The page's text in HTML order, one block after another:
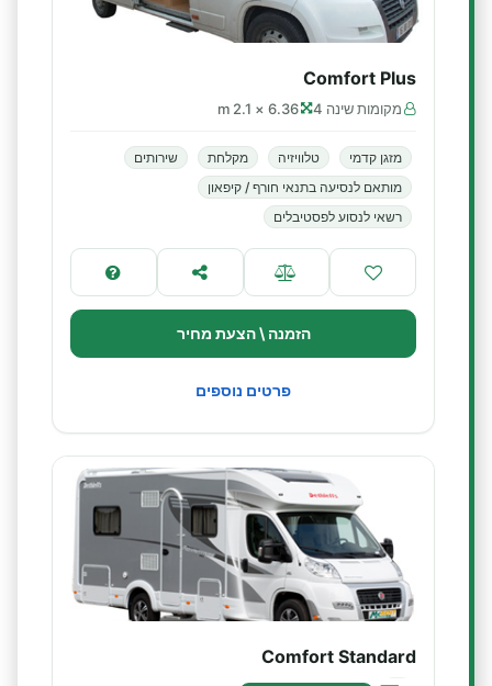
Comfort Plus
מקומות שינה 4 6.36 × 2.1 m
מזגן קדמי טלוויזיה מקלחת
שירותים
מותאם לנסיעה בתנאי חורף / קיפאון
רשאי לנסוע לפסטיבלים
הזמנה \ הצעת מחיר
פרטים נוספים
Comfort Standard